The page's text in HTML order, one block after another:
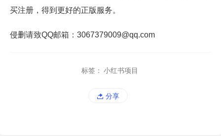
买注册，得到更好的正版服务。
侵删请致QQ邮箱：3067379009@qq.com
标签： 小红书项目
分享